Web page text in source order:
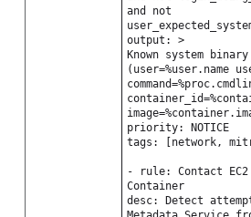
and not
output: >
Known system
(user=%user.name
priority: NOTICE
tags: [network,
- rule: Contact EC2
Container
desc: Detect